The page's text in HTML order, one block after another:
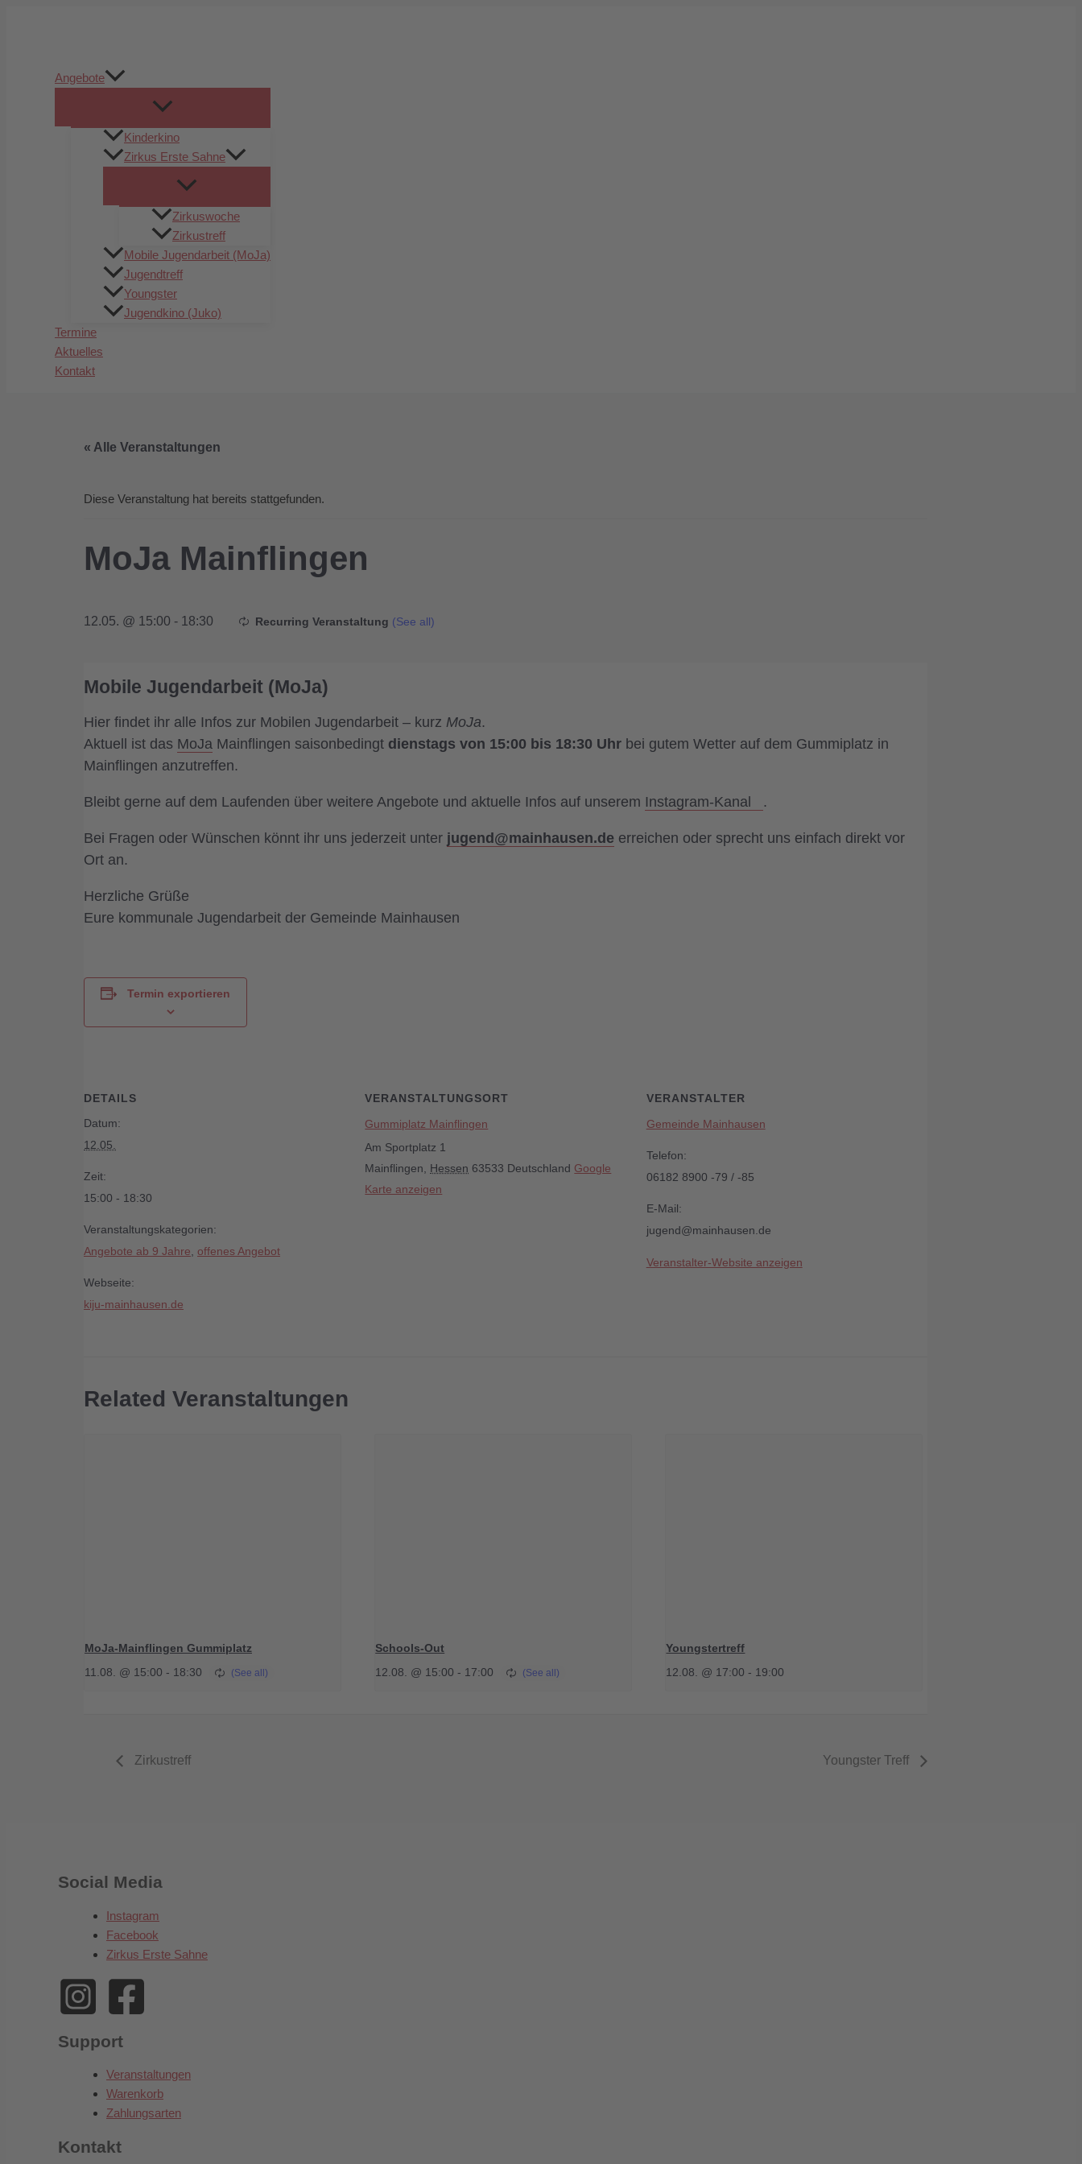
Angebote
Kinderkino
Zirkus Erste Sahne
Zirkuswoche
Zirkustreff
Mobile Jugendarbeit (MoJa)
Jugendtreff
Youngster
Jugendkino (Juko)
Termine
Aktuelles
Kontakt
« Alle Veranstaltungen
Diese Veranstaltung hat bereits stattgefunden.
MoJa Mainflingen
12.05. @ 15:00 - 18:30 Recurring Veranstaltung (See all)
Mobile Jugendarbeit (MoJa)
Hier findet ihr alle Infos zur Mobilen Jugendarbeit – kurz MoJa.
Aktuell ist das MoJa Mainflingen saisonbedingt dienstags von 15:00 bis 18:30 Uhr bei gutem Wetter auf dem Gummiplatz in
Mainflingen anzutreffen.
Bleibt gerne auf dem Laufenden über weitere Angebote und aktuelle Infos auf unserem Instagram-Kanal .
Bei Fragen oder Wünschen könnt ihr uns jederzeit unter jugend@mainhausen.de erreichen oder sprecht uns einfach direkt vor
Ort an.
Herzliche Grüße
Eure kommunale Jugendarbeit der Gemeinde Mainhausen
Termin exportieren
DETAILS
Datum:
12.05.
Zeit:
15:00 - 18:30
Veranstaltungskategorien:
Angebote ab 9 Jahre
offenes Angebot
Webseite:
kiju-mainhausen.de
VERANSTALTUNGSORT
Gummiplatz Mainflingen
Am Sportplatz 1
Mainflingen
Hessen 63533 Deutschland Google
Karte anzeigen
VERANSTALTER
Gemeinde Mainhausen
Telefon:
06182 8900 -79 / -85
E-Mail:
jugend@mainhausen.de
Veranstalter-Website anzeigen
Related Veranstaltungen
MoJa-Mainflingen Gummiplatz
11.08. @ 15:00 - 18:30
Schools-Out
12.08. @ 15:00 - 17:00
Youngstertreff
12.08. @ 17:00 - 19:00
Zirkustreff Youngster Treff
Social Media
Instagram
Facebook
Zirkus Erste Sahne
Support
Veranstaltungen
Warenkorb
Zahlungsarten
Kontakt